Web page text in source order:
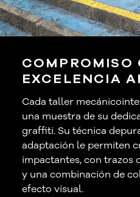
COMPROMISO
EXCELENCIA
Cada taller
una muestra de su
graffiti. Su técnica
adaptación le permiten
impactantes, con trazos
y una combinación de
efecto visual.